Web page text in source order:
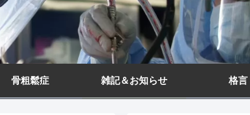
骨粗鬆症 雑記＆お知らせ 格言